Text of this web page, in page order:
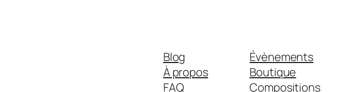
Blog
À propos
FAQ
Évènements
Boutique
Compositions